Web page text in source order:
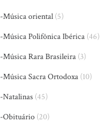
-Música oriental (5)
-Música Polifônica Ibérica (46)
-Música Rara Brasileira (3)
-Música Sacra Ortodoxa (10)
-Natalinas (45)
-Obituário (20)